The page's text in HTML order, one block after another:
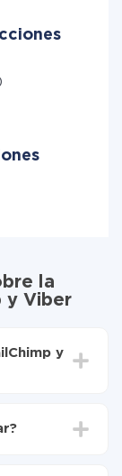
la
y Viber
y
a Viber